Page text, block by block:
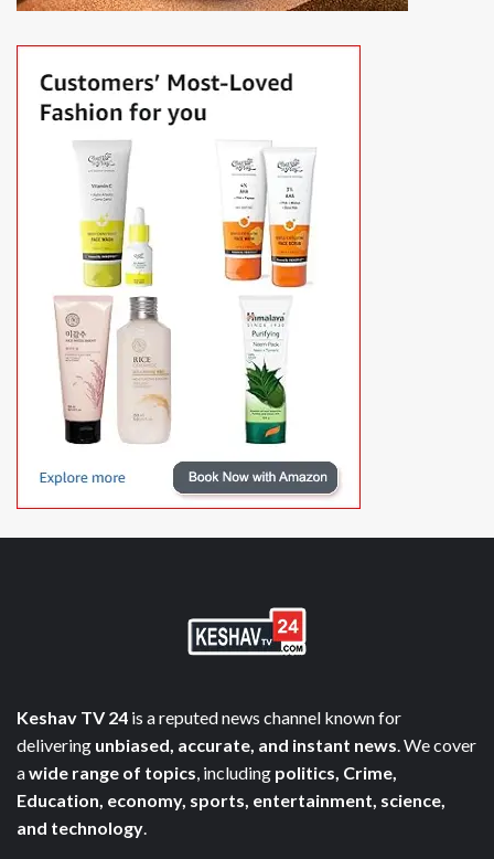
Keshav TV 24 is a reputed news channel known for
delivering unbiased, accurate, and instant news . We cover
awide range of topics , including politics, Crime,
Education, economy, sports, entertainment, science,
and technology